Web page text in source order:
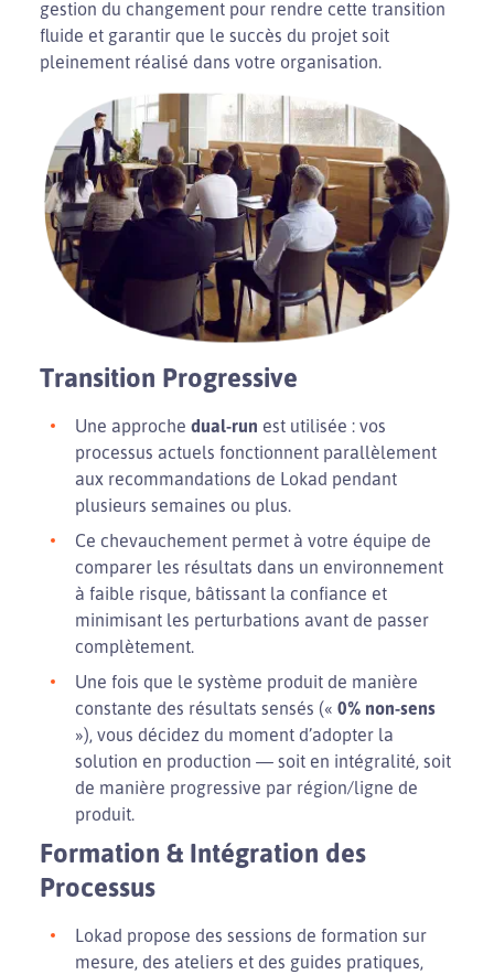
gestion du changement pour rendre cette transition
fluide et garantir que le succès du projet soit
pleinement réalisé dans votre organisation.
Transition Progressive
Une approche dual-run est utilisée : vos
processus actuels fonctionnent parallèlement
aux recommandations de Lokad pendant
plusieurs semaines ou plus.
Ce chevauchement permet à votre équipe de
comparer les résultats dans un environnement
à faible risque, bâtissant la confiance et
minimisant les perturbations avant de passer
complètement.
Une fois que le système produit de manière
constante des résultats sensés (« 0% non-sens
»), vous décidez du moment d’adopter la
solution en production — soit en intégralité, soit
de manière progressive par région/ligne de
produit.
Formation & Intégration des
Processus
Lokad propose des sessions de formation sur
mesure, des ateliers et des guides pratiques,